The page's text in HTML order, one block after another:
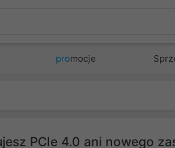
promocje
PCIe 4.0 ani nowego